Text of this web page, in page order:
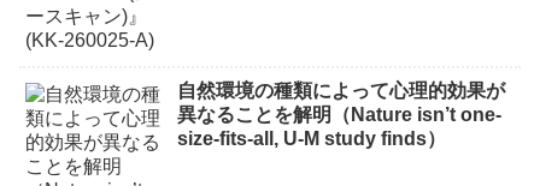
自然環境の種類によって心理的効果が
異なることを解明（Nature isn’t one-
size-fits-all, U-M study finds）